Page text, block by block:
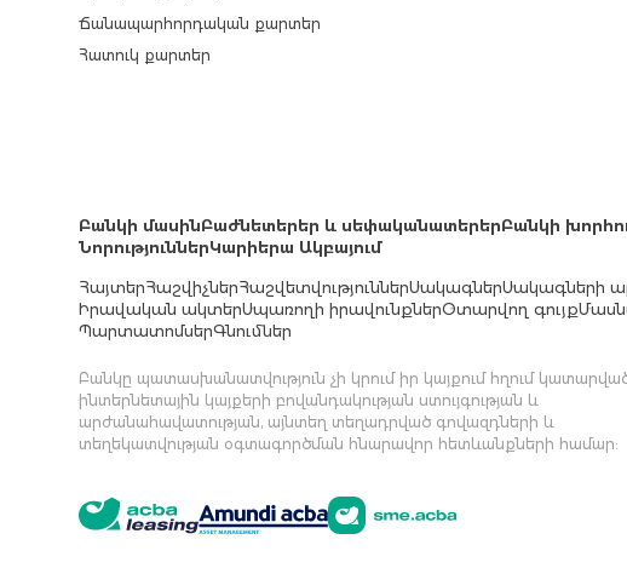
Ճանապարհորդական քարտեր
Հատուկ քարտեր
Բանկի մասինԲաժնետերեր և սեփականատերերԲանկի
ՆորություններԿարիերա Ակբայում
ՀայտերՀաշվիչներՀաշվետվություններՍակագներՍակագների
Իրավական ակտերՍպառողի իրավունքներՕտարվող գույք
ՊարտատոմսերԳնումներ
Բանկը պատասխանատվություն չի կրում իր կայքում հղում
ինտերնետային կայքերի բովանդակության ստույգության և
արժանահավատության, այնտեղ տեղադրված գովազդների և
տեղեկատվության օգտագործման հնարավոր հետևանքների համար: